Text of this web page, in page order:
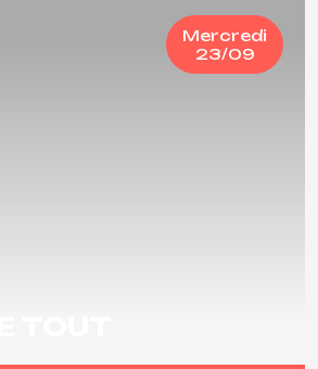
Mercredi
23/09